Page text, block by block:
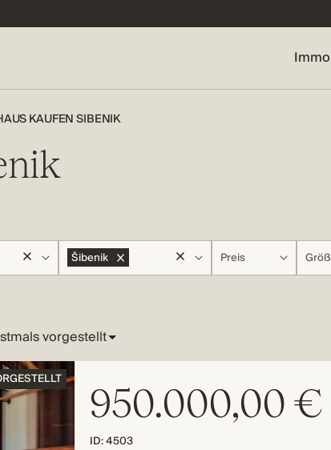
KAUFEN SIBENIK
Šibenik Preis
950.000,00 €
ID: 4503